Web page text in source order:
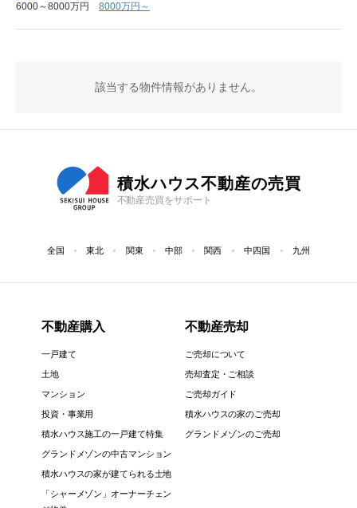
6000～8000万円
8000万円～
該当する物件情報がありません。
積水ハウス不動産の売買
不動産売買をサポート
全国 東北 関東 中部 関西 中四国 九州
不動産購入
一戸建て
土地
マンション
投資・事業用
積水ハウス施工の一戸建て特集
グランドメゾンの中古マンション
積水ハウスの家が建てられる土地
「シャーメゾン」オーナーチェン
不動産売却
ご売却について
売却査定・ご相談
ご売却ガイド
積水ハウスの家のご売却
グランドメゾンのご売却